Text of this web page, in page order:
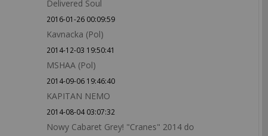
Delivered Soul
2016-01-26 00:09:59
Kavnacka (Pol)
2014-12-03 19:50:41
MSHAA (Pol)
2014-09-06 19:46:40
KAPITAN NEMO
2014-08-04 03:07:32
Nowy Cabaret Grey! "Cranes" 2014 do